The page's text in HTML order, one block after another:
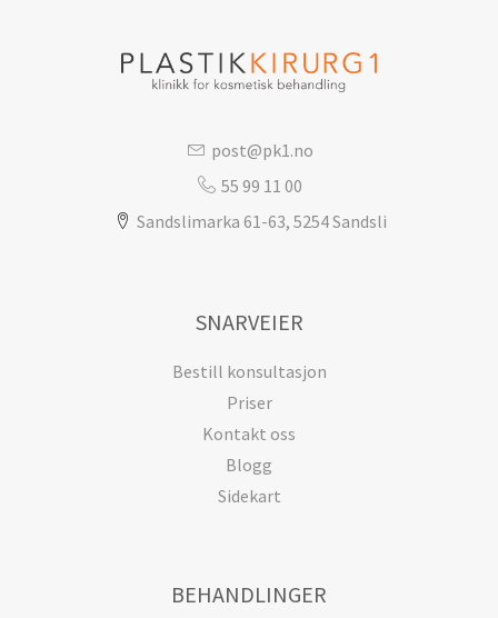
post@pk1.no
55 99 11 00
Sandslimarka 61-63, 5254 Sandsli
SNARVEIER
Bestill konsultasjon
Priser
Kontakt oss
Blogg
Sidekart
BEHANDLINGER